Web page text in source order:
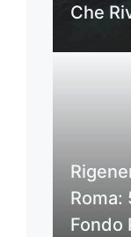
Che
Roma:
Fondo